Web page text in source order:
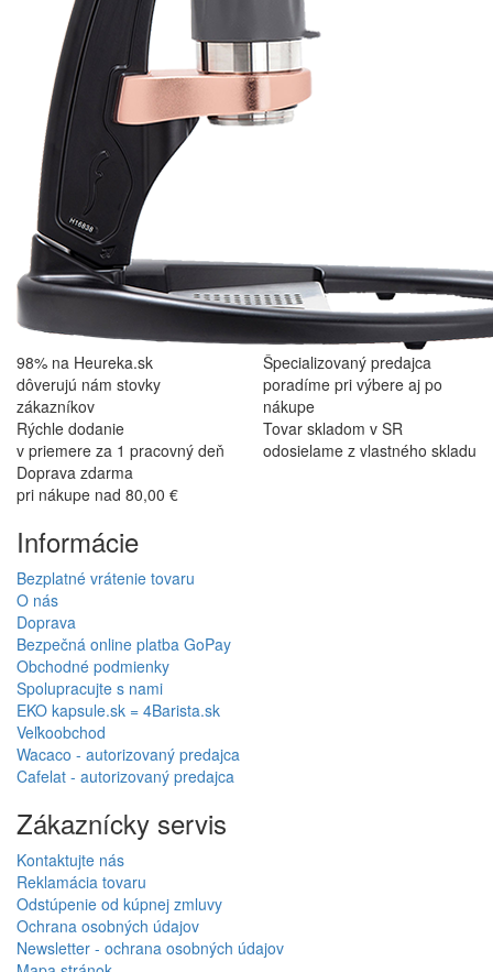
98% na Heureka.sk
dôverujú nám stovky
zákazníkov
Špecializovaný predajca
poradíme pri výbere aj po
nákupe
Rýchle dodanie
v priemere za 1 pracovný deň
Tovar skladom v SR
odosielame z vlastného skladu
Doprava zdarma
pri nákupe nad 80,00 €
Informácie
Bezplatné vrátenie tovaru
O nás
Doprava
Bezpečná online platba GoPay
Obchodné podmienky
Spolupracujte s nami
EKO kapsule.sk = 4Barista.sk
Veľkoobchod
Wacaco - autorizovaný predajca
Cafelat - autorizovaný predajca
Zákaznícky servis
Kontaktujte nás
Reklamácia tovaru
Odstúpenie od kúpnej zmluvy
Ochrana osobných údajov
Newsletter - ochrana osobných údajov